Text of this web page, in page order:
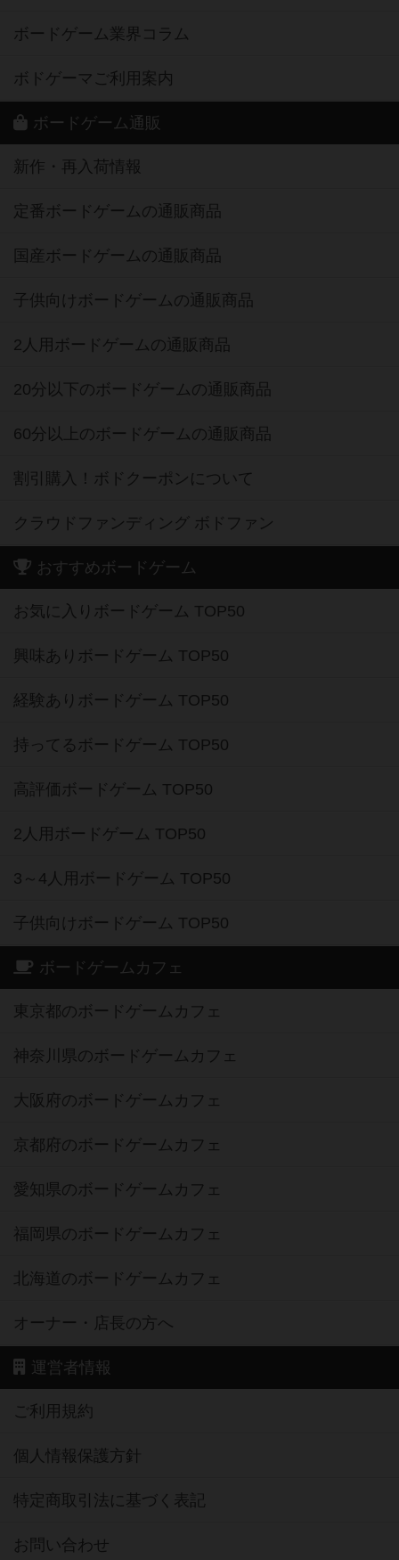
ボードゲーム業界コラム
ボドゲーマご利用案内
ボードゲーム通販
新作・再入荷情報
定番ボードゲームの通販商品
国産ボードゲームの通販商品
子供向けボードゲームの通販商品
2人用ボードゲームの通販商品
20分以下のボードゲームの通販商品
60分以上のボードゲームの通販商品
割引購入！ボドクーポンについて
クラウドファンディング ボドファン
おすすめボードゲーム
お気に入りボードゲーム TOP50
興味ありボードゲーム TOP50
経験ありボードゲーム TOP50
持ってるボードゲーム TOP50
高評価ボードゲーム TOP50
2人用ボードゲーム TOP50
3～4人用ボードゲーム TOP50
子供向けボードゲーム TOP50
ボードゲームカフェ
東京都のボードゲームカフェ
神奈川県のボードゲームカフェ
大阪府のボードゲームカフェ
京都府のボードゲームカフェ
愛知県のボードゲームカフェ
福岡県のボードゲームカフェ
北海道のボードゲームカフェ
オーナー・店長の方へ
運営者情報
ご利用規約
個人情報保護方針
特定商取引法に基づく表記
お問い合わせ